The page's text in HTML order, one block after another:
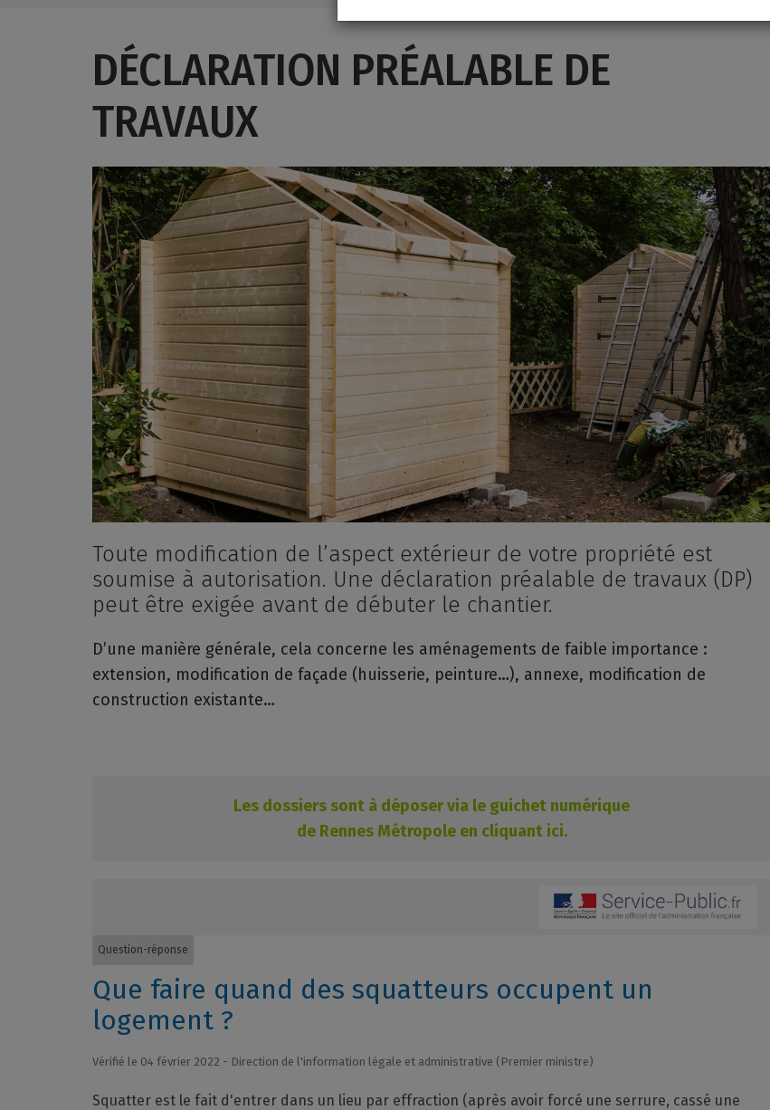
DÉCLARATION PRÉALABLE DE
TRAVAUX
Toute modification de l’aspect extérieur de votre propriété est
soumise à autorisation. Une déclaration préalable de travaux (DP)
peut être exigée avant de débuter le chantier.
D’une manière générale, cela concerne les aménagements de faible importance :
extension, modification de façade (huisserie, peinture…), annexe, modification de
construction existante…
Les dossiers sont à déposer via le guichet numérique
de Rennes Métropole en cliquant ici.
Question-réponse
Que faire quand des squatteurs occupent un
logement ?
Vérifié le 04 février 2022 - Direction de l'information légale et administrative (Premier ministre)
Squatter est le fait d'entrer dans un lieu par effraction (après avoir forcé une serrure, cassé une